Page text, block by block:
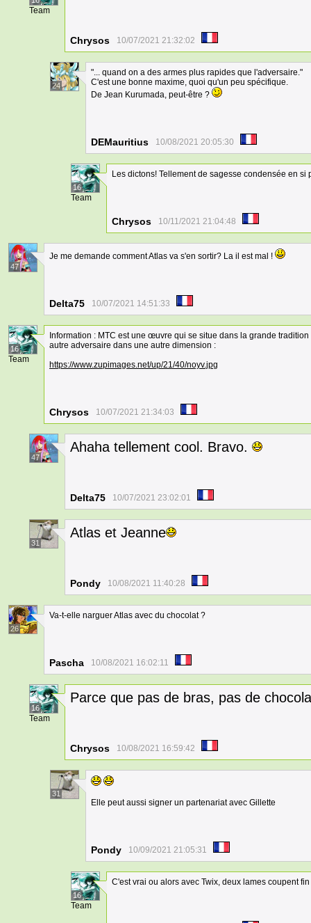
Team
Chrysos 10/07/2021 21:32:02
24
"... quand on a des armes plus rapides que l'adversaire."
C'est une bonne maxime, quoi qu'un peu spécifique.
De Jean Kurumada, peut-être ?
DEMauritius 10/08/2021 20:05:30
16
Team
Les dictons! Tellement de sagesse condensée en si
Chrysos 10/11/2021 21:04:48
47
Je me demande comment Atlas va s'en sortir? La il est mal !
Delta75 10/07/2021 14:51:33
16
Team
Information : MTC est une œuvre qui se situe dans la grande
autre adversaire dans une autre dimension :
https://www.zupimages.net/up/21/40/noyv.jpg
Chrysos 10/07/2021 21:34:03
47
Ahaha tellement cool. Bravo.
Delta75 10/07/2021 23:02:01
31
Atlas et Jeanne
Pondy 10/08/2021 11:40:28
26
Va-t-elle narguer Atlas avec du chocolat ?
Pascha 10/08/2021 16:02:11
16
Team
Parce que pas de bras, pas de
Chrysos 10/08/2021 16:59:42
31
Elle peut aussi signer un partenariat avec Gillette
Pondy 10/09/2021 21:05:31
16
Team
C'est vrai ou alors avec Twix, deux lames coupent fin